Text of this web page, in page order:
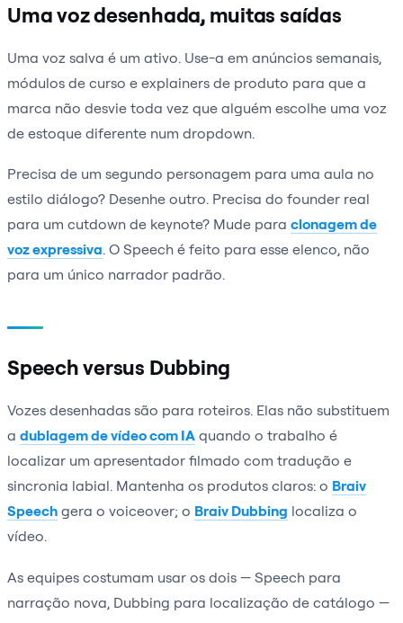
Uma voz desenhada, muitas saídas
Uma voz salva é um ativo. Use-a em anúncios semanais,
módulos de curso e explainers de produto para que a
marca não desvie toda vez que alguém escolhe uma voz
de estoque diferente num dropdown.
Precisa de um segundo personagem para uma aula no
estilo diálogo? Desenhe outro. Precisa do founder real
para um cutdown de keynote? Mude para clonagem de
voz expressiva. O Speech é feito para esse elenco, não
para um único narrador padrão.
Speech versus Dubbing
Vozes desenhadas são para roteiros. Elas não substituem
a dublagem de vídeo com IA quando o trabalho é
localizar um apresentador filmado com tradução e
sincronia labial. Mantenha os produtos claros: o Braiv
Speech gera o voiceover; o Braiv Dubbing localiza o
vídeo.
As equipes costumam usar os dois — Speech para
narração nova, Dubbing para localização de catálogo —